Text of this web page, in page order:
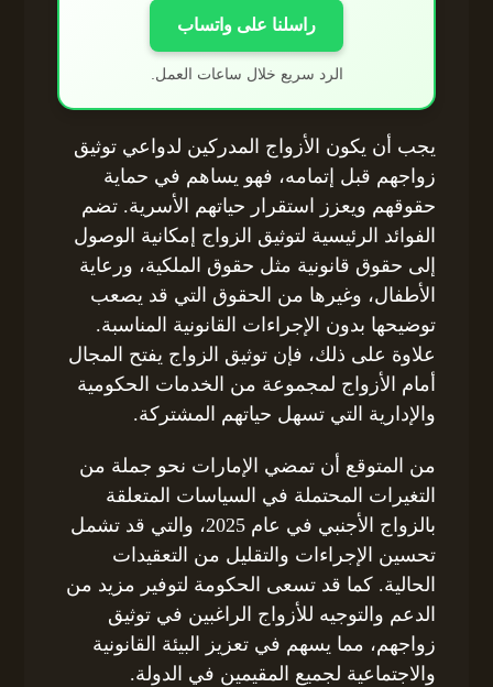
راسلنا على واتساب
الرد سريع خلال ساعات العمل.
يجب أن يكون الأزواج المدركين لدواعي توثيق
زواجهم قبل إتمامه، فهو يساهم في حماية
حقوقهم ويعزز استقرار حياتهم الأسرية. تضم
الفوائد الرئيسية لتوثيق الزواج إمكانية الوصول
إلى حقوق قانونية مثل حقوق الملكية، ورعاية
الأطفال، وغيرها من الحقوق التي قد يصعب
توضيحها بدون الإجراءات القانونية المناسبة.
علاوة على ذلك، فإن توثيق الزواج يفتح المجال
أمام الأزواج لمجموعة من الخدمات الحكومية
والإدارية التي تسهل حياتهم المشتركة.
من المتوقع أن تمضي الإمارات نحو جملة من
التغيرات المحتملة في السياسات المتعلقة
بالزواج الأجنبي في عام 2025، والتي قد تشمل
تحسين الإجراءات والتقليل من التعقيدات
الحالية. كما قد تسعى الحكومة لتوفير مزيد من
الدعم والتوجيه للأزواج الراغبين في توثيق
زواجهم، مما يسهم في تعزيز البيئة القانونية
والاجتماعية لجميع المقيمين في الدولة.